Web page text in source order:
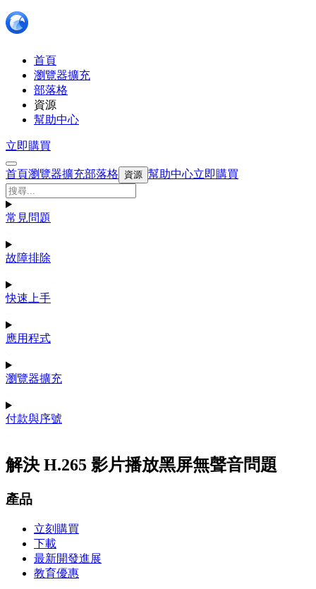
首頁
瀏覽器擴充
部落格
資源
幫助中心
立即購買
首頁瀏覽器擴充部落格 資源 幫助中心立即購買
常見問題
故障排除
快速上手
應用程式
瀏覽器擴充
付款與序號
解決 H.265 影片播放黑屏無聲音問題
產品
立刻購買
下載
最新開發進展
教育優惠